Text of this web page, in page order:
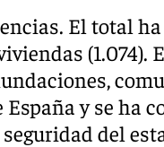
El total
(1.074).
y se ha
del